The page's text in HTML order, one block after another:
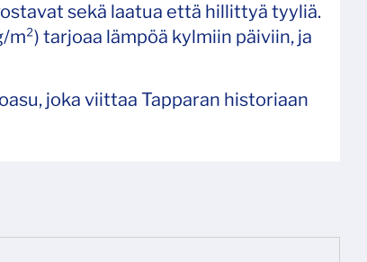
sekä laatua että hillittyä tyyliä.
tarjoaa lämpöä kylmiin päiviin, ja
joka viittaa Tapparan historiaan